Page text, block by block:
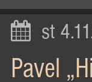
st
Pavel